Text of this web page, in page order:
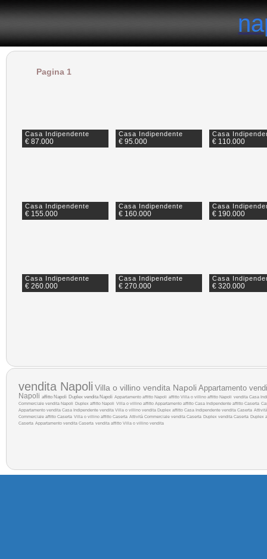
Pagina 1
Casa Indipendente
€ 87.000
Casa Indipendente
€ 95.000
Casa
€ 110.000
Casa Indipendente
€ 155.000
Casa Indipendente
€ 160.000
Casa
€ 190.000
Casa Indipendente
€ 260.000
Casa Indipendente
€ 270.000
Casa
€ 320.000
vendita Napoli Villa o villino vendita Napoli Appartamento
Napoli affitto Napoli Duplex vendita Napoli Appartamento affitto Napoli affitto Villa o villino affitto Napoli vendita Casa
Commerciale vendita Napoli
Duplex affitto Napoli Villa o villino affitto Appartamento affitto Casa Indipendente affitto Caserta
Appartamento vendita Casa Indipendente vendita Villa o villino vendita Duplex affitto Casa Indipendente vendita Caserta
Commerciale affitto Caserta Villa o villino affitto Caserta Attività Commerciale vendita Caserta Duplex vendita Caserta Duplex
Caserta Appartamento vendita Caserta vendita affitto Villa o villino vendita